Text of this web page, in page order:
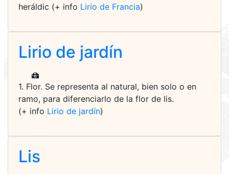
heráldic (+ info Lirio de Francia)
Lirio de jardín
1. Flor. Se representa al natural, bien solo o en
ramo, para diferenciarlo de la flor de lis.
(+ info Lirio de jardín)
Lis